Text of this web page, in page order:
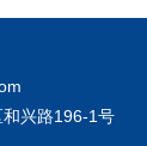
兴路196-1号